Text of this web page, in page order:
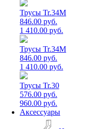
Трусы Tr.34M
846.00 руб.
1 410.00 руб.
Трусы Tr.34M
846.00 руб.
1 410.00 руб.
Трусы Tr.30
576.00 руб.
960.00 руб.
Аксессуары